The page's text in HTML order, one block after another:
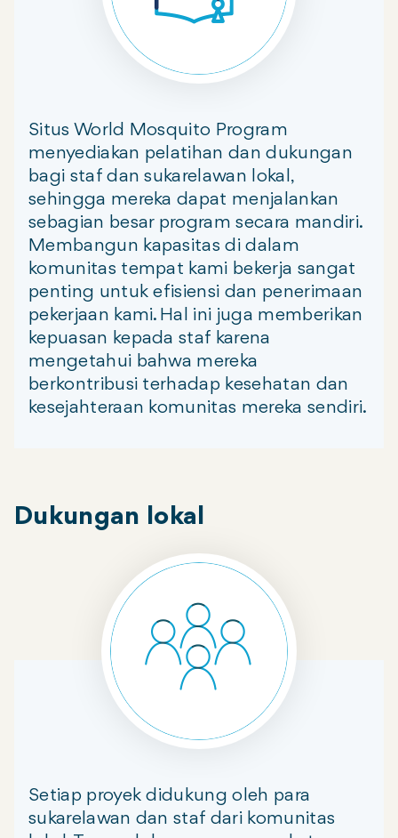
Situs World Mosquito Program
menyediakan pelatihan dan dukungan
bagi staf dan sukarelawan lokal,
sehingga mereka dapat menjalankan
sebagian besar program secara mandiri.
Membangun kapasitas di dalam
komunitas tempat kami bekerja sangat
penting untuk efisiensi dan penerimaan
pekerjaan kami. Hal ini juga memberikan
kepuasan kepada staf karena
mengetahui bahwa mereka
berkontribusi terhadap kesehatan dan
kesejahteraan komunitas mereka sendiri.
Dukungan lokal
Setiap proyek didukung oleh para
sukarelawan dan staf dari komunitas